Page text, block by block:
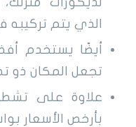
الذي يتم تركيبه
أيضًا يستخدم
تجعل المكان ذو
علاوة على
بأرخص الأسعار